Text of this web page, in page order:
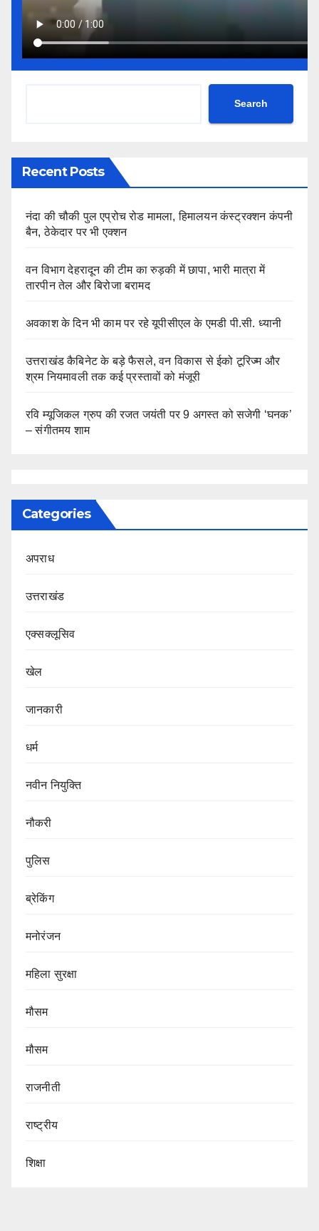
Search
Recent Posts
नंदा की चौकी पुल एप्रोच रोड मामला, हिमालयन कंस्ट्रक्शन कंपनी
बैन, ठेकेदार पर भी एक्शन
वन विभाग देहरादून की टीम का रुड़की में छापा, भारी मात्रा में
तारपीन तेल और बिरोजा बरामद
अवकाश के दिन भी काम पर रहे यूपीसीएल के एमडी पी.सी. ध्यानी
उत्तराखंड कैबिनेट के बड़े फैसले, वन विकास से ईको टूरिज्म और
श्रम नियमावली तक कई प्रस्तावों को मंजूरी
रवि म्यूजिकल ग्रुप की रजत जयंती पर 9 अगस्त को सजेगी ‘घनक’
– संगीतमय शाम
Categories
अपराध
उत्तराखंड
एक्सक्लूसिव
खेल
जानकारी
धर्म
नवीन नियुक्ति
नौकरी
पुलिस
ब्रेकिंग
मनोरंजन
महिला सुरक्षा
मौसम
मौसम
राजनीती
राष्ट्रीय
शिक्षा